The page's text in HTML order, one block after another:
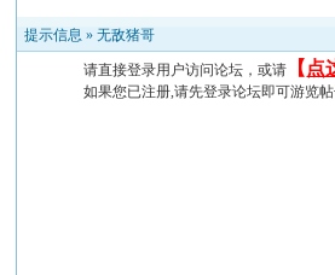
提示信息 »无敌猪哥
请直接登录用户访问论坛，或请 【 点
如果您已注册,请先登录论坛即可游览